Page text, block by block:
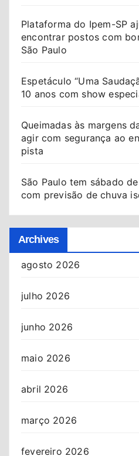
Plataforma do Ipem-SP
encontrar postos com
São Paulo
Espetáculo “Uma
10 anos com show
Queimadas às margens
agir com segurança ao
pista
São Paulo tem sábado
com previsão de chuva
Archives
agosto 2026
julho 2026
junho 2026
maio 2026
abril 2026
março 2026
fevereiro 2026